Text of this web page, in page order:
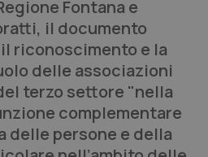
Fontana e
il documento
riconoscimento e la
delle associazioni
terzo settore "nella
complementare
delle persone e della